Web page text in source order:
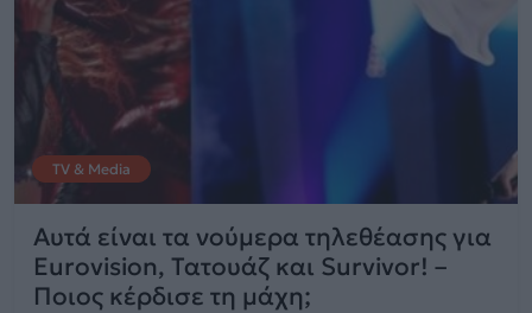
TV & Media
Αυτά είναι τα νούμερα τηλεθέασης για
Eurovision, Τατουάζ και Survivor! –
Ποιος κέρδισε τη μάχη;